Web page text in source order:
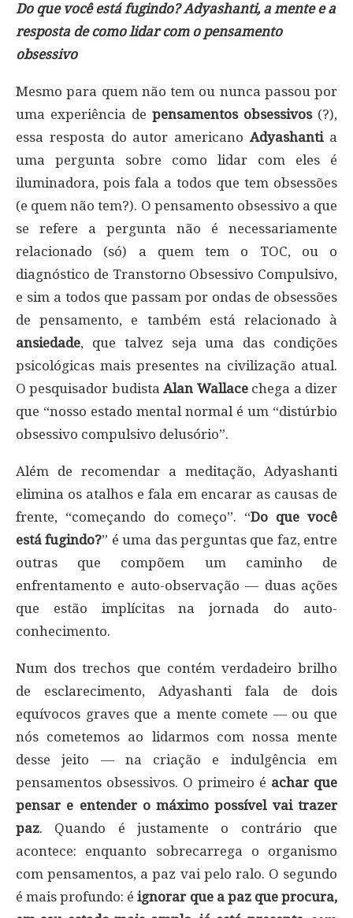
Do que você está fugindo? Adyashanti, a mente e a
resposta de como lidar com o pensamento
obsessivo
Mesmo para quem não tem ou nunca passou por
uma experiência de pensamentos obsessivos(?),
essa resposta do autor americanoAdyashantia
uma pergunta sobre como lidar com eles é
iluminadora, pois fala a todos que tem obsessões
(e quem não tem?). O pensamento obsessivo a que
se refere a pergunta não é necessariamente
relacionado (só) a quem tem o TOC, ou o
diagnóstico de Transtorno Obsessivo Compulsivo,
e sim a todos que passam por ondas de obsessões
de pensamento, e também está relacionado à
ansiedade, que talvez seja uma das condições
psicológicas mais presentes na civilização atual.
O pesquisador budistaAlan Wallacechega a dizer
que “nosso estado mental normal é um “distúrbio
obsessivo compulsivo delusório”.
Além de recomendar a meditação, Adyashanti
elimina os atalhos e fala em encarar as causas de
frente, “começando do começo”. “Do que você
está fugindo?” é uma das perguntas que faz, entre
outras que compõem um caminho de
enfrentamento e auto-observação — duas ações
que estão implícitas na jornada do auto-
conhecimento.
Num dos trechos que contém verdadeiro brilho
de esclarecimento, Adyashanti fala de dois
equívocos graves que a mente comete — ou que
nós cometemos ao lidarmos com nossa mente
desse jeito — na criação e indulgência em
pensamentos obsessivos. O primeiro é achar que
pensar e entender o máximo possível vai trazer
paz. Quando é justamente o contrário que
acontece: enquanto sobrecarrega o organismo
com pensamentos, a paz vai pelo ralo. O segundo
é mais profundo: éignorar que a paz que procura,